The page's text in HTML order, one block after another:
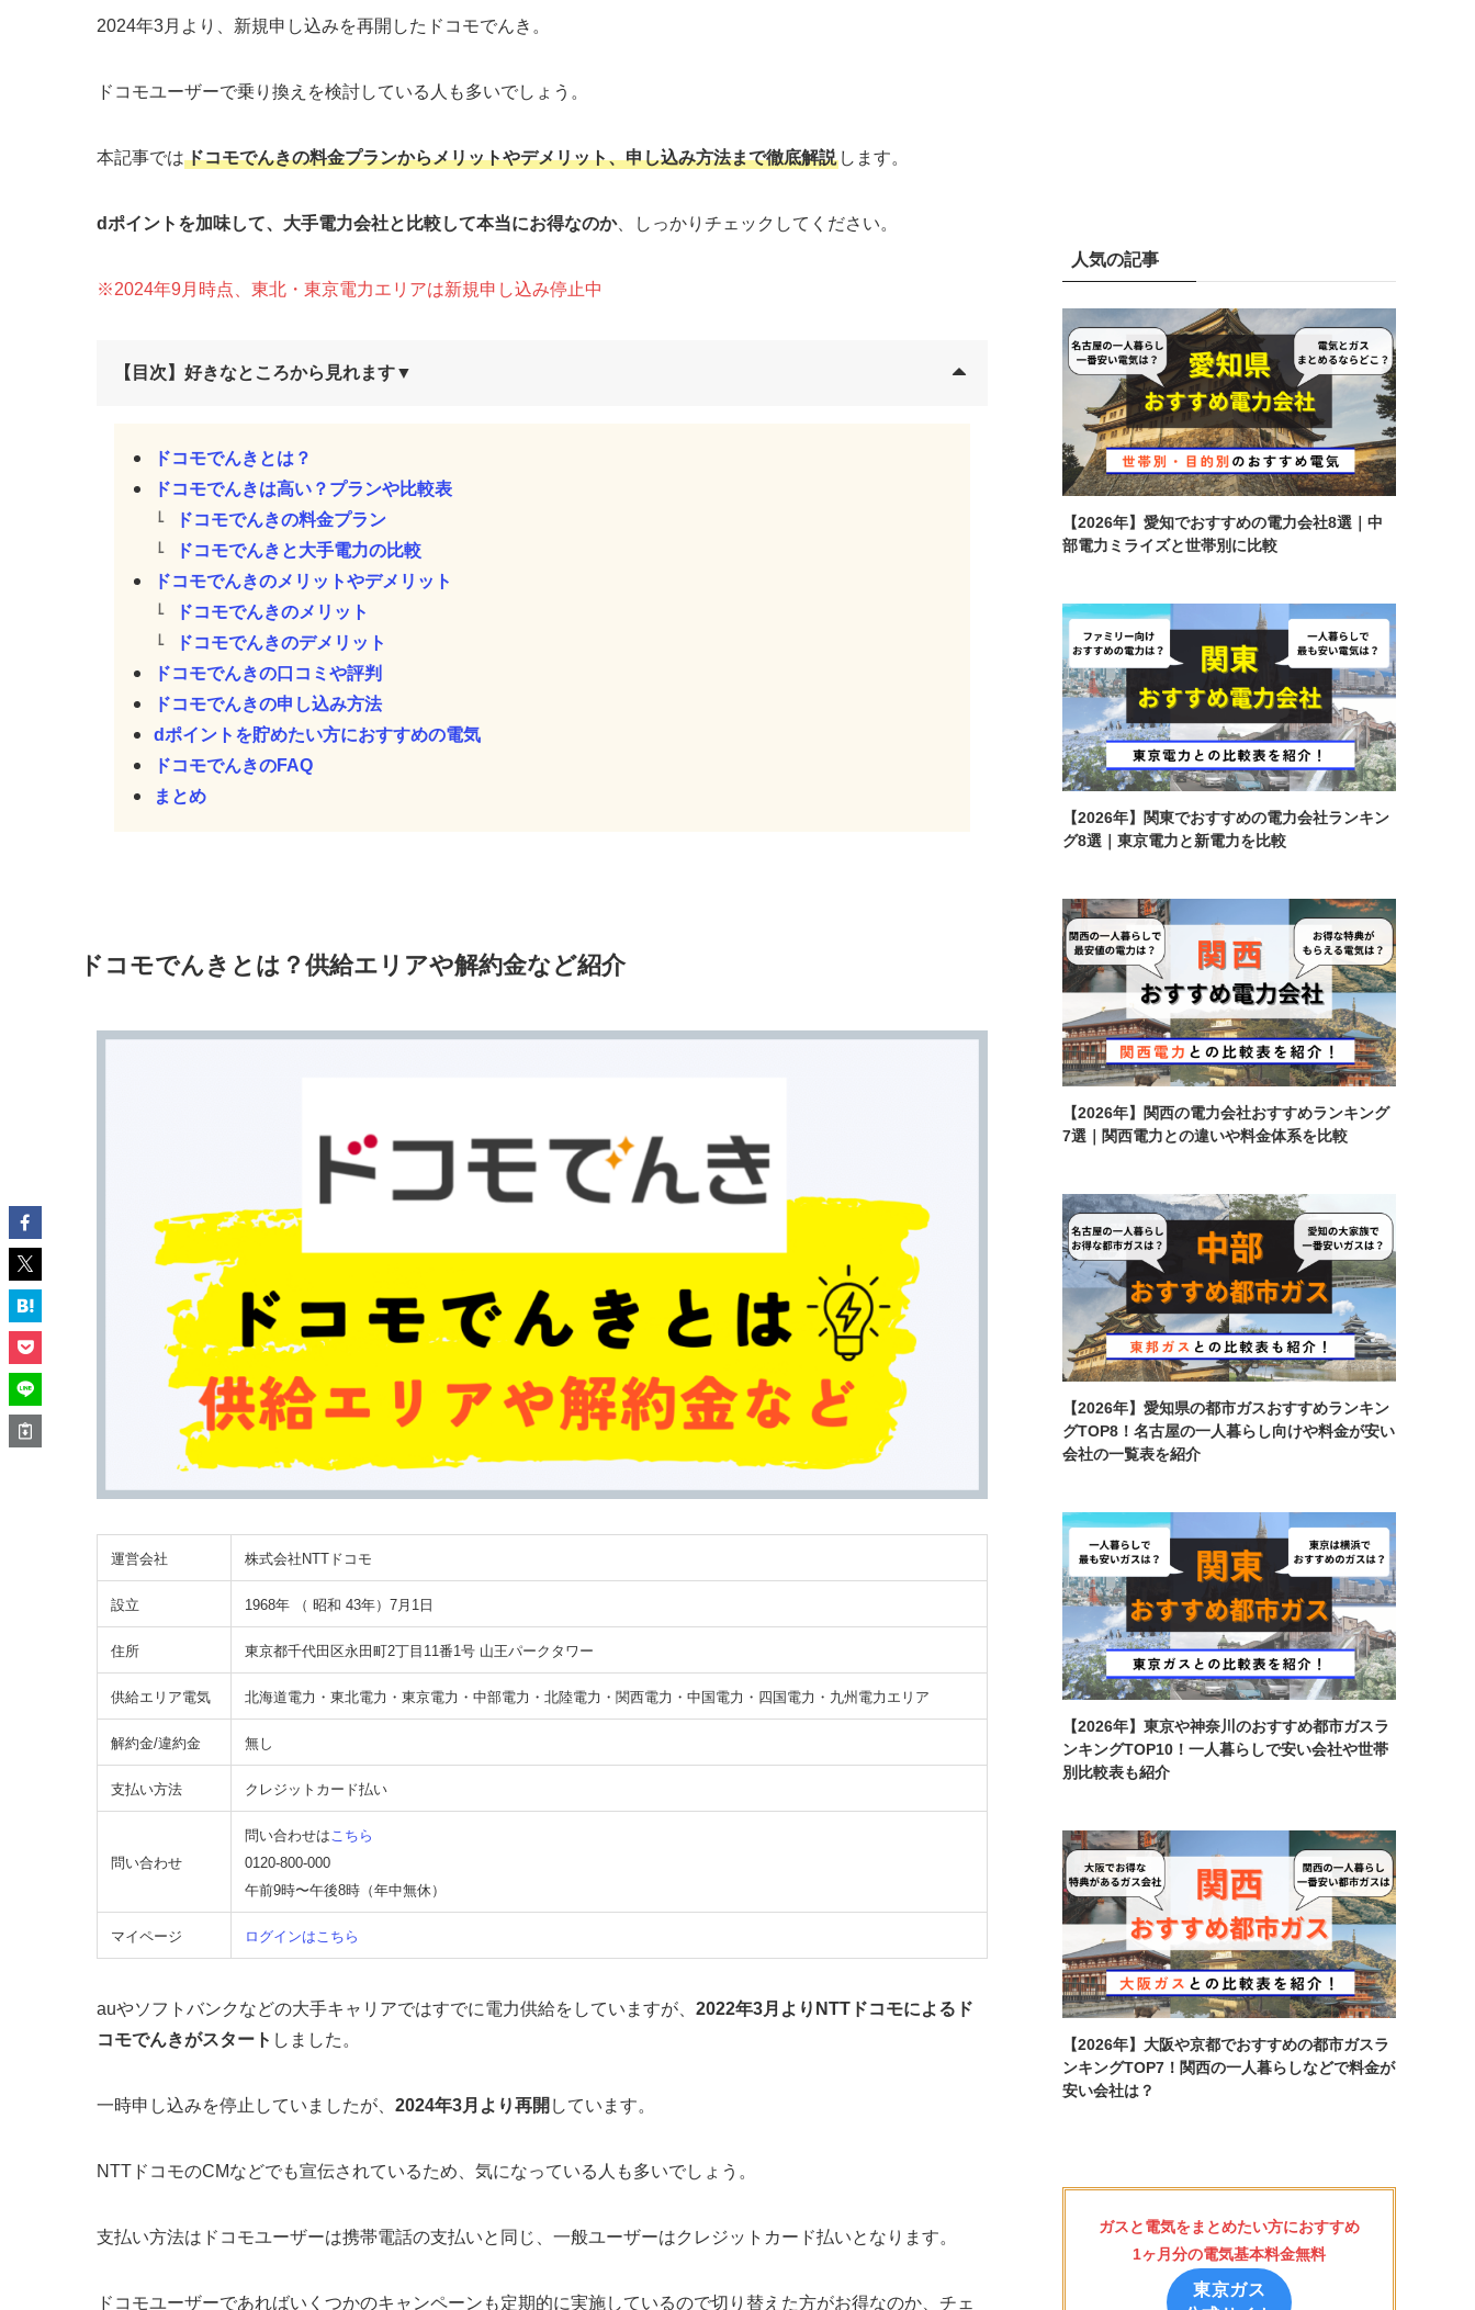
2024年3月より、新規申し込みを再開したドコモでんき。
ドコモユーザーで乗り換えを検討している人も多いでしょう。
本記事ではドコモでんきの料金プランからメリットやデメリット、申し込み方法まで徹底解説 します。
dポイントを加味して、大手電力会社と比較して本当にお得なのか、しっかりチェックしてください。
※2024年9月時点、東北・東京電力エリアは新規申し込み停止中
【目次】好きなところから見れます▼
ドコモでんきとは？
ドコモでんきは高い？プランや比較表
ドコモでんきの料金プラン
ドコモでんきと大手電力の比較
ドコモでんきのメリットやデメリット
ドコモでんきのメリット
ドコモでんきのデメリット
ドコモでんきの口コミや評判
ドコモでんきの申し込み方法
dポイントを貯めたい方におすすめの電気
ドコモでんきのFAQ
まとめ
ドコモでんきとは？供給エリアや解約金など紹介
運営会社 株式会社NTTドコモ
設立 1968年 （ 昭和 43年）7月1日
住所 東京都千代田区永田町2丁目11番1号 山王パークタワー
供給エリア電気 北海道電力・東北電力・東京電力・中部電力・北陸電力・関西電力・中国電力・四国電力・九州電力エリア
解約金/違約金 無し
支払い方法 クレジットカード払い
問い合わせ
問い合わせは こちら
0120-800-000
午前9時〜午後8時（年中無休）
マイページ ログインはこちら
auやソフトバンクなどの大手キャリアではすでに電力供給をしていますが、 2022年3月よりNTTドコモによるド
コモでんきがスタート しました。
一時申し込みを停止していましたが、 2024年3月より再開 しています。
NTTドコモのCMなどでも宣伝されているため、気になっている人も多いでしょう。
支払い方法はドコモユーザーは携帯電話の支払いと同じ、一般ユーザーはクレジットカード払いとなります。
ドコモユーザーであればいくつかのキャンペーンも定期的に実施しているので切り替えた方がお得なのか、チェ
人気の記事
【2026年】愛知でおすすめの電力会社8選｜中
部電力ミライズと世帯別に比較
【2026年】関東でおすすめの電力会社ランキン
グ8選｜東京電力と新電力を比較
【2026年】関西の電力会社おすすめランキング
7選｜関西電力との違いや料金体系を比較
【2026年】愛知県の都市ガスおすすめランキン
グTOP8！名古屋の一人暮らし向けや料金が安い
会社の一覧表を紹介
【2026年】東京や神奈川のおすすめ都市ガスラ
ンキングTOP10！一人暮らしで安い会社や世帯
別比較表も紹介
【2026年】大阪や京都でおすすめの都市ガスラ
ンキングTOP7！関西の一人暮らしなどで料金が
安い会社は？
ガスと電気をまとめたい方におすすめ
1ヶ月分の電気基本料金無料
東京ガス